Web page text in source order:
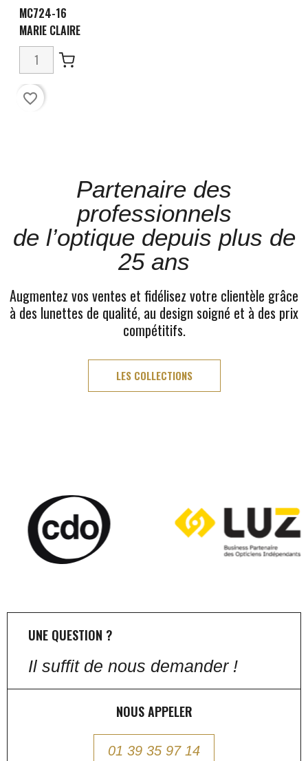
MC724-16
MARIE CLAIRE
favorite_border
Partenaire des
professionnels
de l’optique depuis plus de
25 ans
Augmentez vos ventes et fidélisez votre clientèle grâce
à des lunettes de qualité, au design soigné et à des prix
compétitifs.
LES COLLECTIONS
UNE QUESTION ?
Il suffit de nous demander !
NOUS APPELER
01 39 35 97 14